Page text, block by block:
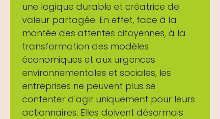
une logique durable et créatrice de
valeur partagée. En effet, face à la
montée des attentes citoyennes, à la
transformation des modèles
économiques et aux urgences
environnementales et sociales, les
entreprises ne peuvent plus se
contenter d'agir uniquement pour leurs
actionnaires. Elles doivent désormais